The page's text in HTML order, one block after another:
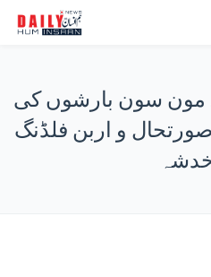
مون سون بارشوں کی
و اربن فلڈنگ